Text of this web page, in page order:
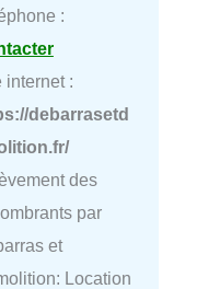
:
internet :
debarrasetd
des
par
et
Location